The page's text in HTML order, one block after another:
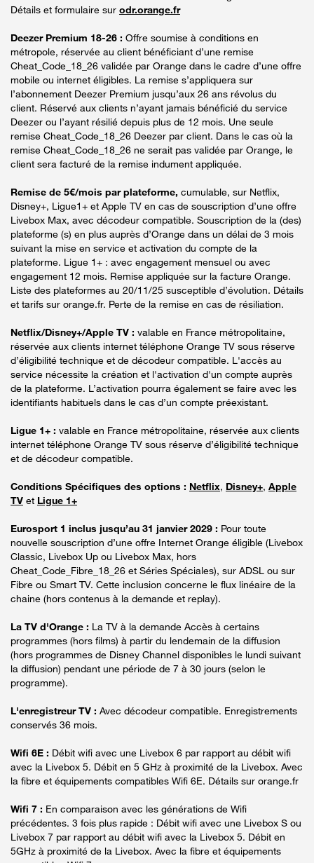
Détails et formulaire sur odr.orange.fr
Deezer Premium 18-26 : Offre soumise à conditions en
métropole, réservée au client bénéficiant d’une remise
Cheat_Code_18_26 validée par Orange dans le cadre d’une offre
mobile ou internet éligibles. La remise s’appliquera sur
l’abonnement Deezer Premium jusqu’aux 26 ans révolus du
client. Réservé aux clients n’ayant jamais bénéficié du service
Deezer ou l’ayant résilié depuis plus de 12 mois. Une seule
remise Cheat_Code_18_26 Deezer par client. Dans le cas où la
remise Cheat_Code_18_26 ne serait pas validée par Orange, le
client sera facturé de la remise indument appliquée.
Remise de 5€/mois par plateforme, cumulable, sur Netflix,
Disney+, Ligue1+ et Apple TV en cas de souscription d’une offre
Livebox Max, avec décodeur compatible. Souscription de la (des)
plateforme (s) en plus auprès d’Orange dans un délai de 3 mois
suivant la mise en service et activation du compte de la
plateforme. Ligue 1+ : avec engagement mensuel ou avec
engagement 12 mois. Remise appliquée sur la facture Orange.
Liste des plateformes au 20/11/25 susceptible d’évolution. Détails
et tarifs sur orange.fr. Perte de la remise en cas de résiliation.
Netflix/Disney+/Apple TV : valable en France métropolitaine,
réservée aux clients internet téléphone Orange TV sous réserve
d’éligibilité technique et de décodeur compatible. L'accès au
service nécessite la création et l'activation d'un compte auprès
de la plateforme. L’activation pourra également se faire avec les
identifiants habituels dans le cas d’un compte préexistant.
Ligue 1+ : valable en France métropolitaine, réservée aux clients
internet téléphone Orange TV sous réserve d’éligibilité technique
et de décodeur compatible.
Conditions Spécifiques des options : Netflix, Disney+, Apple
TV et Ligue 1+
Eurosport 1 inclus jusqu’au 31 janvier 2029 : Pour toute
nouvelle souscription d’une offre Internet Orange éligible (Livebox
Classic, Livebox Up ou Livebox Max, hors
Cheat_Code_Fibre_18_26 et Séries Spéciales), sur ADSL ou sur
Fibre ou Smart TV. Cette inclusion concerne le flux linéaire de la
chaine (hors contenus à la demande et replay).
La TV d'Orange : La TV à la demande Accès à certains
programmes (hors films) à partir du lendemain de la diffusion
(hors programmes de Disney Channel disponibles le lundi suivant
la diffusion) pendant une période de 7 à 30 jours (selon le
programme).
L'enregistreur TV : Avec décodeur compatible. Enregistrements
conservés 36 mois.
Wifi 6E : Débit wifi avec une Livebox 6 par rapport au débit wifi
avec la Livebox 5. Débit en 5 GHz à proximité de la Livebox. Avec
la fibre et équipements compatibles Wifi 6E. Détails sur orange.fr
Wifi 7 : En comparaison avec les générations de Wifi
précédentes. 3 fois plus rapide : Débit wifi avec une Livebox S ou
Livebox 7 par rapport au débit wifi avec la Livebox 5. Débit en
5GHz à proximité de la Livebox. Avec la fibre et équipements